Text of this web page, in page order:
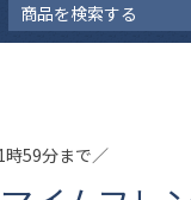
59分まで／